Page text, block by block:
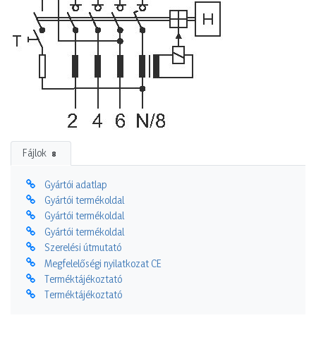
Fájlok 8
Gyártói adatlap
Gyártói termékoldal
Gyártói termékoldal
Gyártói termékoldal
Szerelési útmutató
Megfelelőségi nyilatkozat CE
Terméktájékoztató
Terméktájékoztató